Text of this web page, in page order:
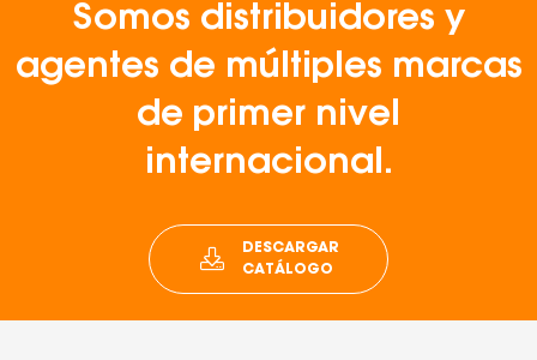
Somos distribuidores y
agentes de múltiples marcas
de primer nivel
internacional.
DESCARGAR
CATÁLOGO